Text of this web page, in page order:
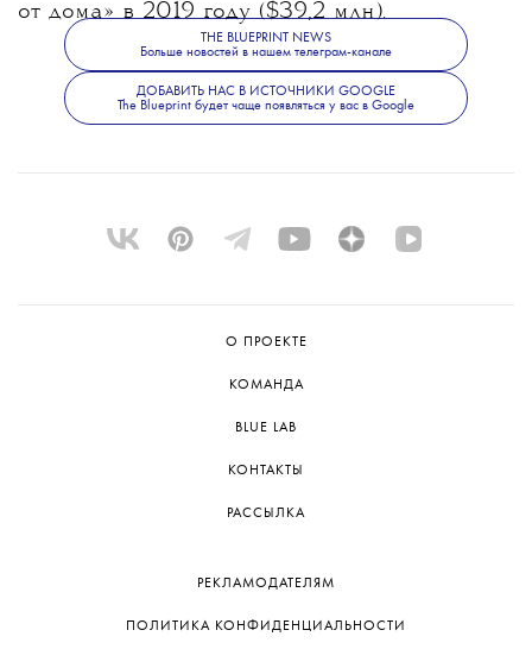
от дома» в 2019 году ($39,2 млн).
THE BLUEPRINT NEWS
Больше новостей в нашем телеграм-канале
ДОБАВИТЬ НАС В ИСТОЧНИКИ GOOGLE
The Blueprint будет чаще появляться у вас в Google
О ПРОЕКТЕ
КОМАНДА
BLUE LAB
КОНТАКТЫ
РАССЫЛКА
РЕКЛАМОДАТЕЛЯМ
ПОЛИТИКА КОНФИДЕНЦИАЛЬНОСТИ